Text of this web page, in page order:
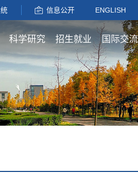
信息公开 ENGLISH
科学研究 招生就业 国际交流